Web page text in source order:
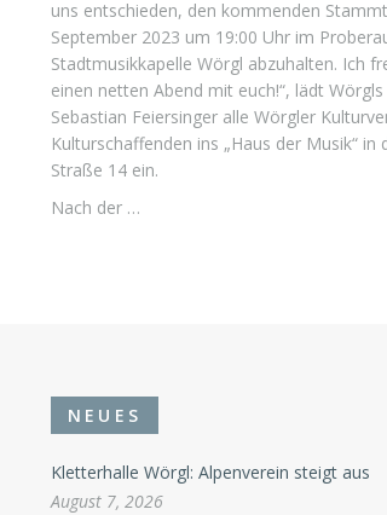
uns entschieden, den kommenden
September 2023 um 19:00 Uhr im
Stadtmusikkapelle Wörgl abzuhalten. Ich
einen netten Abend mit euch!“, lädt
Sebastian Feiersinger alle Wörgler
Kulturschaffenden ins „Haus der Musik“ in
Straße 14 ein.
Nach der …
NEUES
Kletterhalle Wörgl: Alpenverein steigt aus
August 7, 2026